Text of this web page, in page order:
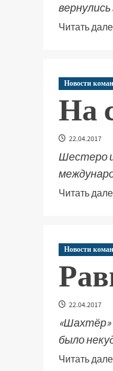
Читать
Новости
На
22.04.2017
Шестеро
Читать
Новости
22.04.2017
«Шахтёр»
было
Читать